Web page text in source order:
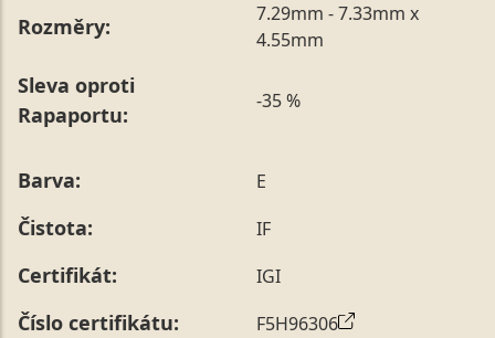
Rozměry:
7.29mm - 7.33mm x
4.55mm
Sleva oproti
Rapaportu:
-35 %
Barva: E
Čistota: IF
Certifikát: IGI
Číslo certifikátu: F5H96306